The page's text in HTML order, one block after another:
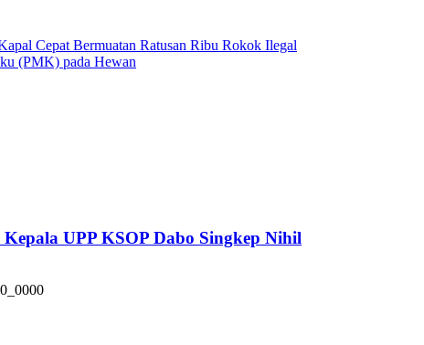
Cepat Bermuatan Ratusan Ribu Rokok Ilegal
(PMK) pada Hewan
UPP KSOP Dabo Singkep Nihil